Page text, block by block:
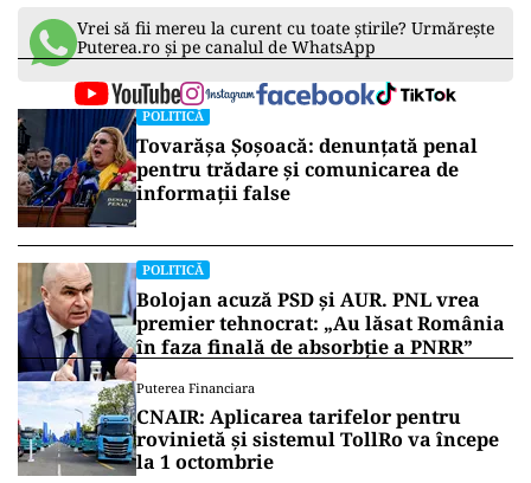
Vrei să fii mereu la curent cu toate știrile? Urmărește
Puterea.ro și pe canalul de WhatsApp
POLITICĂ
Tovarășa Șoșoacă: denunțată penal
pentru trădare și comunicarea de
informații false
POLITICĂ
Bolojan acuză PSD și AUR. PNL vrea
premier tehnocrat: „Au lăsat România
în faza finală de absorbţie a PNRR”
Puterea Financiara
CNAIR: Aplicarea tarifelor pentru
rovinietă și sistemul TollRo va începe
la 1 octombrie